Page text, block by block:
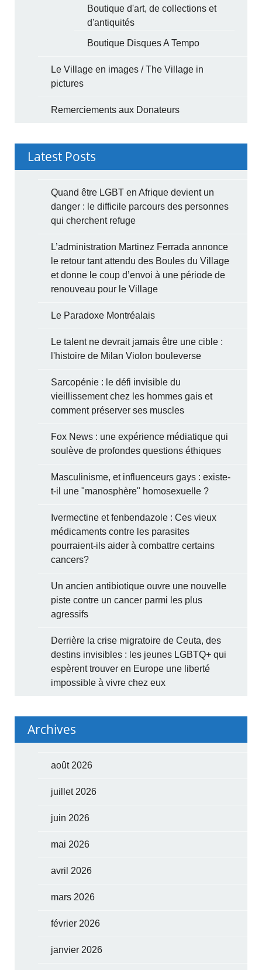
Boutique d'art, de collections et
d'antiquités
Boutique Disques A Tempo
Le Village en images / The Village in
pictures
Remerciements aux Donateurs
Latest Posts
Quand être LGBT en Afrique devient un
danger : le difficile parcours des personnes
qui cherchent refuge
L’administration Martinez Ferrada annonce
le retour tant attendu des Boules du Village
et donne le coup d’envoi à une période de
renouveau pour le Village
Le Paradoxe Montréalais
Le talent ne devrait jamais être une cible :
l'histoire de Milan Violon bouleverse
Sarcopénie : le défi invisible du
vieillissement chez les hommes gais et
comment préserver ses muscles
Fox News : une expérience médiatique qui
soulève de profondes questions éthiques
Masculinisme, et influenceurs gays : existe-
t-il une "manosphère" homosexuelle ?
Ivermectine et fenbendazole : Ces vieux
médicaments contre les parasites
pourraient-ils aider à combattre certains
cancers?
Un ancien antibiotique ouvre une nouvelle
piste contre un cancer parmi les plus
agressifs
Derrière la crise migratoire de Ceuta, des
destins invisibles : les jeunes LGBTQ+ qui
espèrent trouver en Europe une liberté
impossible à vivre chez eux
Archives
août 2026
juillet 2026
juin 2026
mai 2026
avril 2026
mars 2026
février 2026
janvier 2026